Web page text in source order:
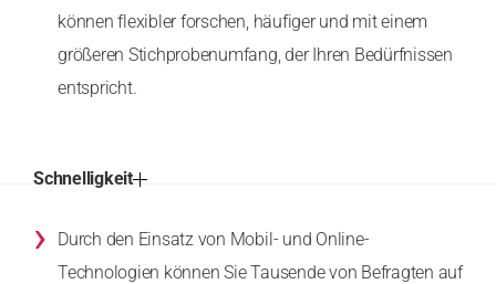
können flexibler forschen, häufiger und mit einem
größeren Stichprobenumfang, der Ihren Bedürfnissen
entspricht.
Schnelligkeit
›
Durch den Einsatz von Mobil- und Online-
Technologien können Sie Tausende von Befragten auf